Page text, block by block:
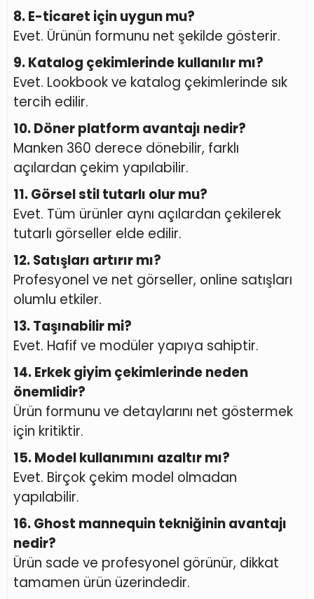
8. E-ticaret için uygun mu?
Evet. Ürünün formunu net şekilde gösterir.
9. Katalog çekimlerinde kullanılır mı?
Evet. Lookbook ve katalog çekimlerinde sık
tercih edilir.
10. Döner platform avantajı nedir?
Manken 360 derece dönebilir, farklı
açılardan çekim yapılabilir.
11. Görsel stil tutarlı olur mu?
Evet. Tüm ürünler aynı açılardan çekilerek
tutarlı görseller elde edilir.
12. Satışları artırır mı?
Profesyonel ve net görseller, online satışları
olumlu etkiler.
13. Taşınabilir mi?
Evet. Hafif ve modüler yapıya sahiptir.
14. Erkek giyim çekimlerinde neden
önemlidir?
Ürün formunu ve detaylarını net göstermek
için kritiktir.
15. Model kullanımını azaltır mı?
Evet. Birçok çekim model olmadan
yapılabilir.
16. Ghost mannequin tekniğinin avantajı
nedir?
Ürün sade ve profesyonel görünür, dikkat
tamamen ürün üzerindedir.